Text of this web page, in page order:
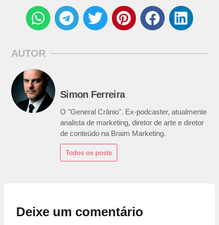
AUTOR
Simon Ferreira
O "General Crânio". Ex-podcaster, atualmente
analista de marketing, diretor de arte e diretor
de conteúdo na Braim Marketing.
Todos os posts
Deixe um comentário